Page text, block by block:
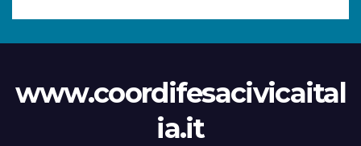
www.coordifesacivicaital
ia.it